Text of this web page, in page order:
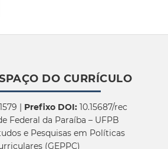
DO CURRÍCULO
| Prefixo DOI:10.15687/rec
Federal da Paraíba – UFPB
e Pesquisas em Políticas
(GEPPC)